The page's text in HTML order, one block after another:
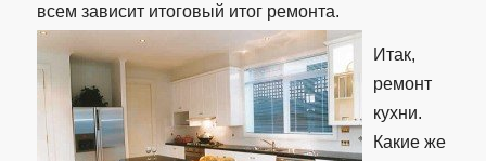
всем зависит итоговый итог ремонта.
Итак,
ремонт
кухни.
Какие же